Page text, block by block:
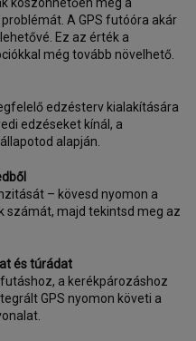
A GPS futóóra akár
Ez az érték a
még tovább növelhető.
edzésterv kialakítására
edzéseket kínál, a
alapján.
– kövesd nyomon a
számát, majd tekintsd meg az
és túrádat
a kerékpározáshoz
GPS nyomon követi a